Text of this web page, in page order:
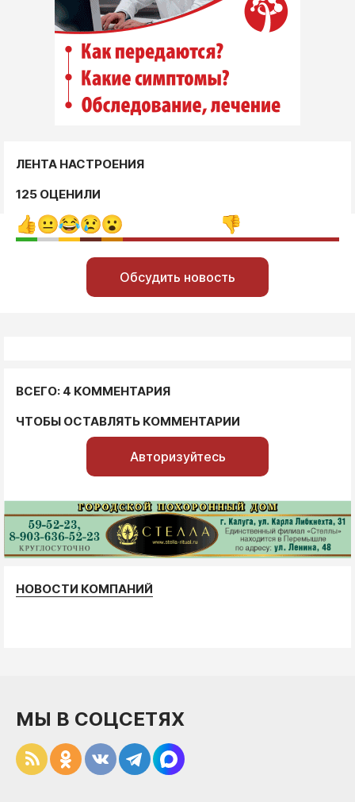
ЛЕНТА НАСТРОЕНИЯ
125 ОЦЕНИЛИ
Обсудить новость
ВСЕГО: 4 КОММЕНТАРИЯ
ЧТОБЫ ОСТАВЛЯТЬ КОММЕНТАРИИ
Авторизуйтесь
НОВОСТИ КОМПАНИЙ
МЫ В СОЦСЕТЯХ